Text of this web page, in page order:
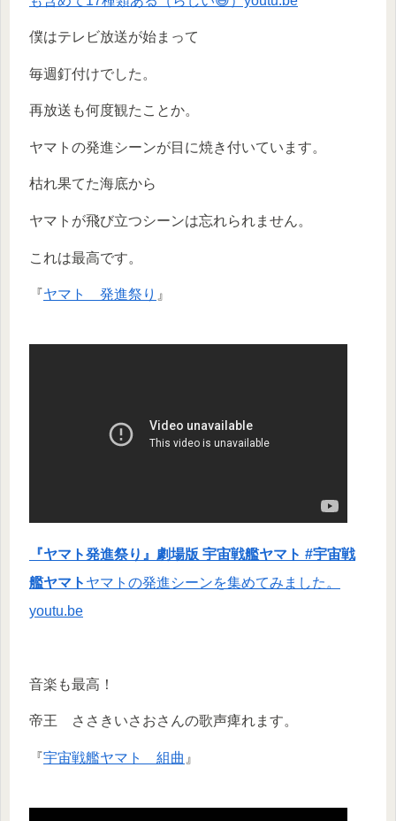
僕はテレビ放送が始まって
毎週釘付けでした。
再放送も何度観たことか。
ヤマトの発進シーンが目に焼き付いています。
枯れ果てた海底から
ヤマトが飛び立つシーンは忘れられません。
これは最高です。
『ヤマト 発進祭り 』
『ヤマト発進祭り』劇場版 宇宙戦艦ヤマト #宇宙戦
艦ヤマト ヤマトの発進シーンを集めてみました。
youtu.be
音楽も最高！
帝王 ささきいさおさんの歌声痺れます。
『宇宙戦艦ヤマト 組曲 』